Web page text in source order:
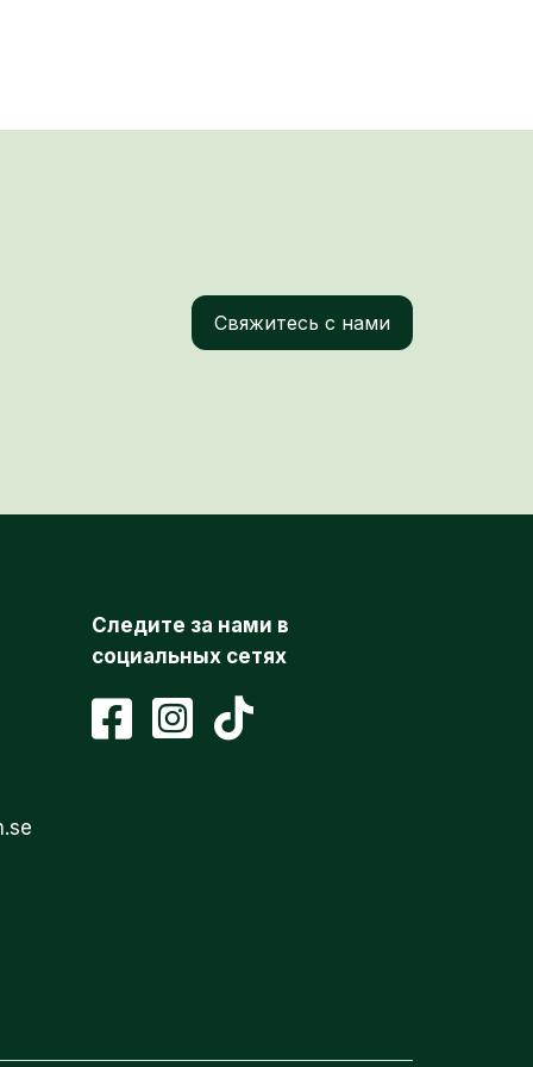
Свяжитесь с нами
Следите за нами в
социальных сетях